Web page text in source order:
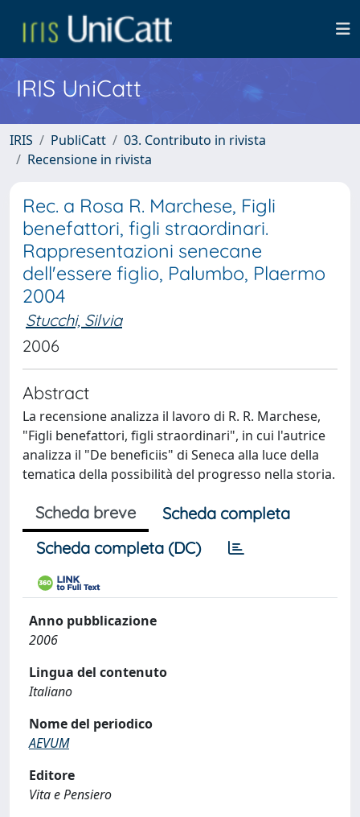
IRIS UniCatt
IRIS PubliCatt
03. Contributo in rivista
Recensione in rivista
Rec. a Rosa R. Marchese, Figli
benefattori, figli straordinari.
Rappresentazioni senecane
dell'essere figlio, Palumbo, Plaermo
2004
Stucchi, Silvia
2006
Abstract
La recensione analizza il lavoro di R. R. Marchese,
"Figli benefattori, figli straordinari", in cui l'autrice
analizza il "De beneficiis" di Seneca alla luce della
tematica della possibilità del progresso nella storia.
Scheda breve
Scheda completa
Scheda completa (DC)
Anno pubblicazione
2006
Lingua del contenuto
Italiano
Nome del periodico
AEVUM
Editore
Vita e Pensiero